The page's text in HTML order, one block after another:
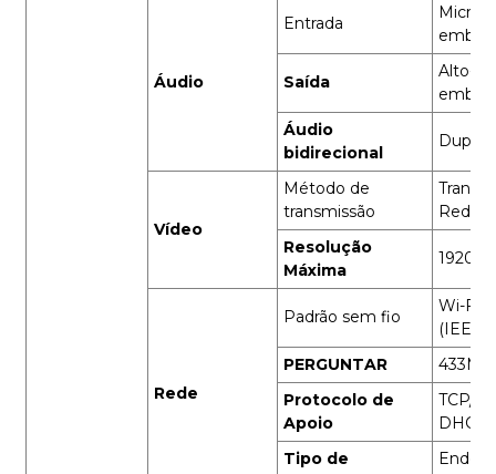
Áudio
Entrada
Saída
Alto-
Áudio
bidirecional
Vídeo
Método de
transmissão
Rede
Resolução
Máxima
Rede
Padrão sem fio
Wi-Fi
PERGUNTAR
Protocolo de
Apoio
TCP/
DHCP
Tipo de